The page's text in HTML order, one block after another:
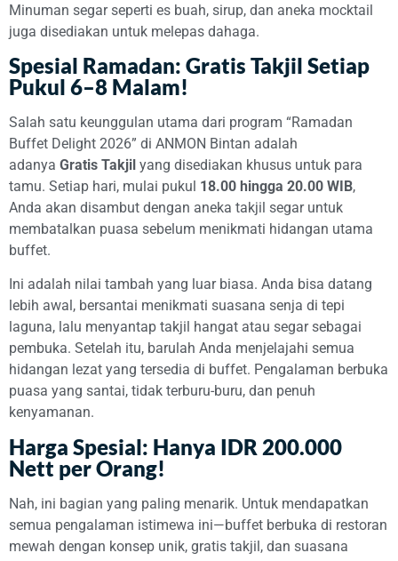
Minuman segar seperti es buah, sirup, dan aneka mocktail
juga disediakan untuk melepas dahaga.
Spesial Ramadan: Gratis Takjil Setiap
Pukul 6–8 Malam!
Salah satu keunggulan utama dari program “Ramadan
Buffet Delight 2026” di ANMON Bintan adalah
adanya Gratis Takjil yang disediakan khusus untuk para
tamu. Setiap hari, mulai pukul 18.00 hingga 20.00 WIB,
Anda akan disambut dengan aneka takjil segar untuk
membatalkan puasa sebelum menikmati hidangan utama
buffet.
Ini adalah nilai tambah yang luar biasa. Anda bisa datang
lebih awal, bersantai menikmati suasana senja di tepi
laguna, lalu menyantap takjil hangat atau segar sebagai
pembuka. Setelah itu, barulah Anda menjelajahi semua
hidangan lezat yang tersedia di buffet. Pengalaman berbuka
puasa yang santai, tidak terburu-buru, dan penuh
kenyamanan.
Harga Spesial: Hanya IDR 200.000
Nett per Orang!
Nah, ini bagian yang paling menarik. Untuk mendapatkan
semua pengalaman istimewa ini—buffet berbuka di restoran
mewah dengan konsep unik, gratis takjil, dan suasana